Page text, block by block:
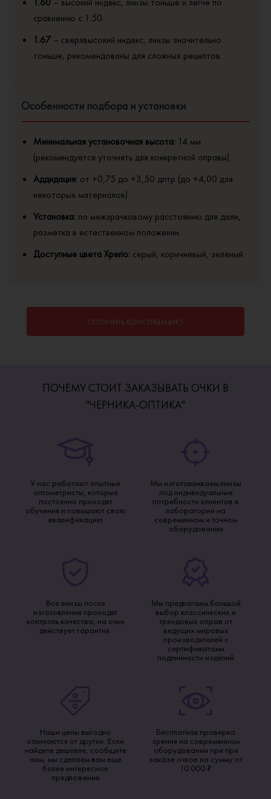
сравнению с 1.50.
1.67 – сверхвысокий индекс, линзы значительно
тоньше, рекомендованы для сложных рецептов.
Особенности подбора и установки
Минимальная установочная высота: 14 мм
(рекомендуется уточнять для конкретной оправы).
Аддидация: от +0,75 до +3,50 дптр (до +4,00 для
некоторых материалов).
Установка: по межзрачковому расстоянию для дали,
разметка в естественном положении.
Доступные цвета Xperio: серый, коричневый, зелёный.
ПОЛУЧИТЬ КОНСУЛЬТАЦИЮ
ПОЧЕМУ СТОИТ ЗАКАЗЫВАТЬ ОЧКИ В
"ЧЕРНИКА-ОПТИКА"
У нас работают опытные
оптометристы, которые
постоянно проходят
обучения и повышают свою
квалификацию
Мы изготавливаем линзы
под индивидуальные
потребности клиентов в
лаборатории на
современном и точном
оборудовании
Все линзы после
изготовления проходят
контроль качества, на очки
действует гарантия.
Мы предлагаем большой
выбор классических и
трендовых оправ от
ведущих мировых
производителей с
сертификатами
подлинности изделий
Наши цены выгодно
отличаются от других. Если
найдете дешевле, сообщите
нам, мы сделаем вам еще
более интересное
предложение
Бесплатная проверка
зрения на современном
оборудовании при при
заказе очков на сумму от
10 000 ₽